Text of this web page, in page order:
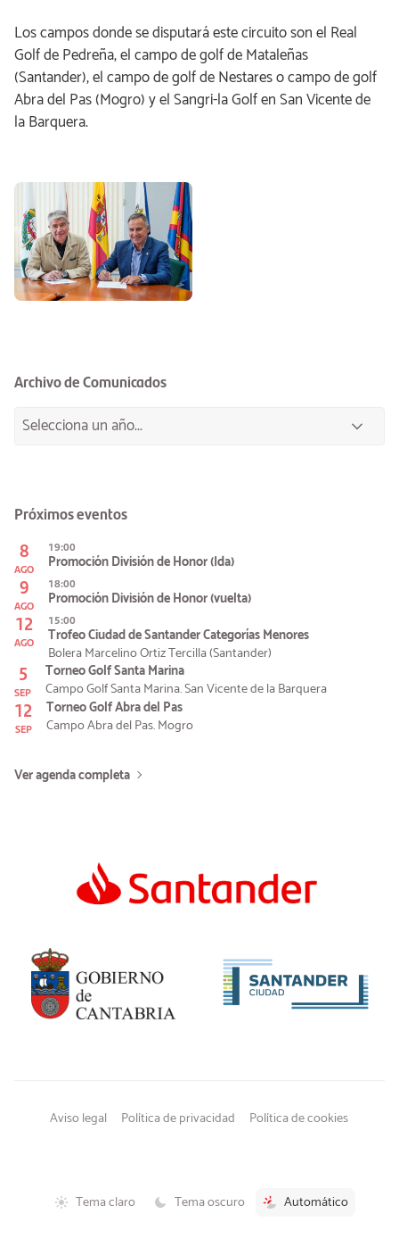
Los campos donde se disputará este circuito son el Real
Golf de Pedreña, el campo de golf de Mataleñas
(Santander), el campo de golf de Nestares o campo de golf
Abra del Pas (Mogro) y el Sangri-la Golf en San Vicente de
la Barquera.
Archivo de Comunicados
Próximos eventos
8
AGO
19:00
Promoción División de Honor (Ida)
9
AGO
18:00
Promoción División de Honor (vuelta)
12
AGO
15:00
Trofeo Ciudad de Santander Categorías Menores
Bolera Marcelino Ortiz Tercilla (Santander)
5
SEP
Torneo Golf Santa Marina
Campo Golf Santa Marina. San Vicente de la Barquera
12
SEP
Torneo Golf Abra del Pas
Campo Abra del Pas. Mogro
Ver agenda completa
Aviso legal Política de privacidad Política de cookies
Tema claro Tema oscuro Automático